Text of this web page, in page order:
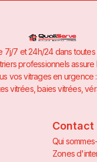
7j/7 et 24h/24 dans toutes
professionnels assure
vos vitrages en urgence
vitrées, baies vitrées,
Contact
Qui
Zones